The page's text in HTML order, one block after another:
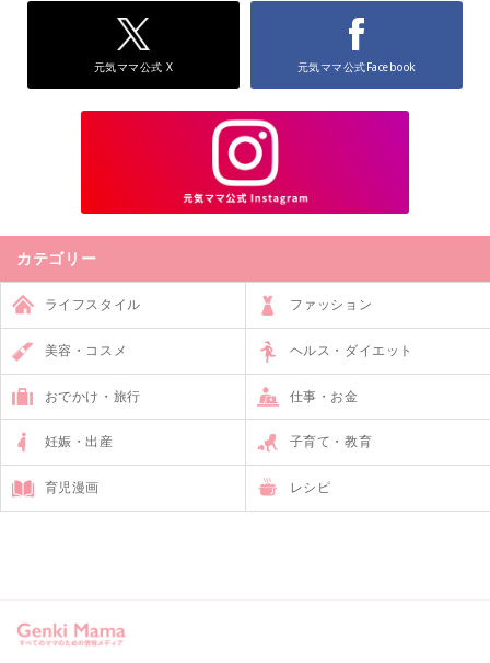
元気ママ公式 X 元気ママ公式Facebook
カテゴリー
ライフスタイル ファッション
美容・コスメ ヘルス・ダイエット
おでかけ・旅行 仕事・お金
妊娠・出産 子育て・教育
育児漫画 レシピ